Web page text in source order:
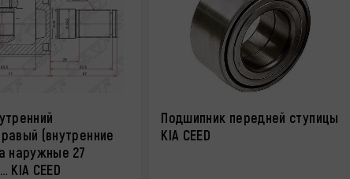
(внутренние
наружные 27
KIA CEED
Подшипник передней ступицы
KIA CEED